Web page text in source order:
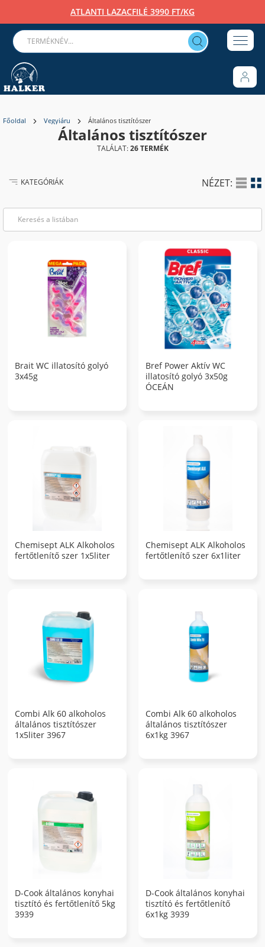
ATLANTI LAZACFILÉ 3990 FT/KG
Főoldal Vegyiáru Általános tisztítószer
Általános tisztítószer
TALÁLAT:26 TERMÉK
KATEGÓRIÁK NÉZET:
Brait WC illatosító golyó
3x45g
Bref Power Aktív WC
illatosító golyó 3x50g
ÓCEÁN
Chemisept ALK Alkoholos
fertőtlenítő szer 1x5liter
Chemisept ALK Alkoholos
fertőtlenítő szer 6x1liter
Combi Alk 60 alkoholos
általános tisztítószer
1x5liter 3967
Combi Alk 60 alkoholos
általános tisztítószer
6x1kg 3967
D-Cook általános konyhai
tisztító és fertőtlenítő 5kg
3939
D-Cook általános konyhai
tisztító és fertőtlenítő
6x1kg 3939